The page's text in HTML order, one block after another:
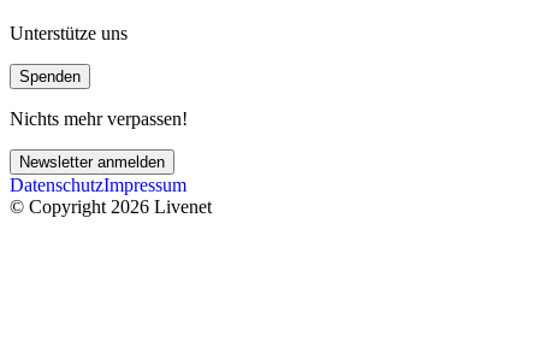
Unterstütze uns
Spenden
Nichts mehr verpassen!
Newsletter anmelden
DatenschutzImpressum
© Copyright 2026 Livenet